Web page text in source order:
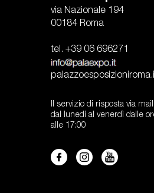
via Nazionale 194
00184 Roma
tel. +39 06 696271
Il servizio di risposta via
dal lunedi al venerdì dalle
alle 17:00